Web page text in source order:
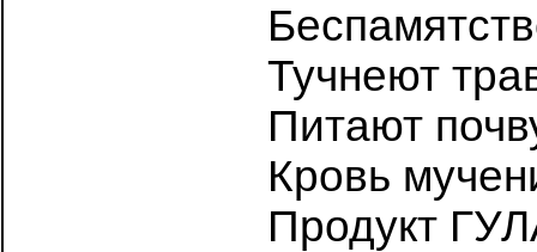
Тучнеют
Питают
Кровь
Продукт